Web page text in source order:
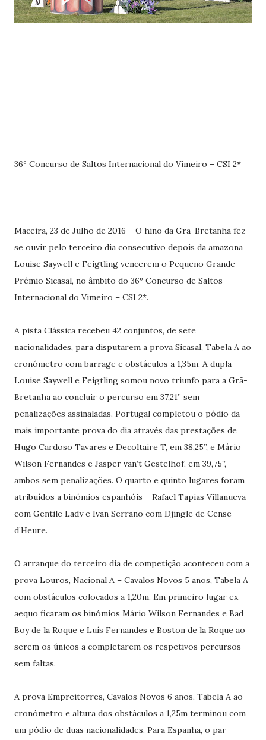
36º Concurso de Saltos Internacional do Vimeiro – CSI 2*
Maceira, 23 de Julho de 2016 – O hino da Grã-Bretanha fez-
se ouvir pelo terceiro dia consecutivo depois da amazona
Louise Saywell e Feigtling vencerem o Pequeno Grande
Prémio Sicasal, no âmbito do 36º Concurso de Saltos
Internacional do Vimeiro – CSI 2*.
A pista Clássica recebeu 42 conjuntos, de sete
nacionalidades, para disputarem a prova Sicasal, Tabela A ao
cronómetro com barrage e obstáculos a 1,35m. A dupla
Louise Saywell e Feigtling somou novo triunfo para a Grã-
Bretanha ao concluir o percurso em 37,21’’ sem
penalizações assinaladas. Portugal completou o pódio da
mais importante prova do dia através das prestações de
Hugo Cardoso Tavares e Decoltaire T, em 38,25’’, e Mário
Wilson Fernandes e Jasper van’t Gestelhof, em 39,75’’,
ambos sem penalizações. O quarto e quinto lugares foram
atribuídos a binómios espanhóis – Rafael Tapias Villanueva
com Gentile Lady e Ivan Serrano com Djingle de Cense
d’Heure.
O arranque do terceiro dia de competição aconteceu com a
prova Louros, Nacional A – Cavalos Novos 5 anos, Tabela A
com obstáculos colocados a 1,20m. Em primeiro lugar ex-
aequo ficaram os binómios Mário Wilson Fernandes e Bad
Boy de la Roque e Luís Fernandes e Boston de la Roque ao
serem os únicos a completarem os respetivos percursos
sem faltas.
A prova Empreitorres, Cavalos Novos 6 anos, Tabela A ao
cronómetro e altura dos obstáculos a 1,25m terminou com
um pódio de duas nacionalidades. Para Espanha, o par